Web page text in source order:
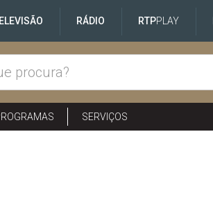
RÁDIO RTPPLAY
SERVIÇOS